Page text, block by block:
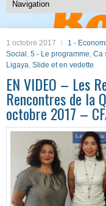
1 octobre 2017 1 -
Social , 5 - Le programme, Ca
Ligaya, Slide et en vedette
EN VIDEO – Les
Rencontres de la
octobre 2017 –